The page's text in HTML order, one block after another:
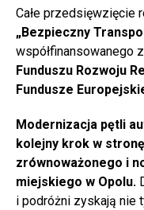
Całe przedsięwzięcie
„Bezpieczny
współfinansowanego
Funduszu Rozwoju
Fundusze
Modernizacja pętli
kolejny krok w
zrównoważonego i
miejskiego w Opolu.
i podróżni zyskają nie